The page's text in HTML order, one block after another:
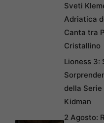
Sveti
Adriatica
Canta tra
Cristallino
Lioness 3:
della
Kidman
2 Agosto: